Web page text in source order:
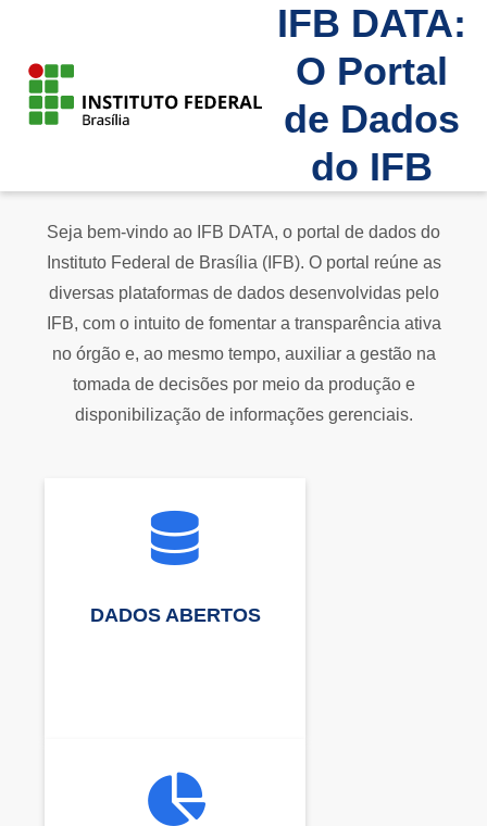
IFB DATA:
O Portal
de Dados
do IFB
Seja bem-vindo ao IFB DATA, o portal de dados do
Instituto Federal de Brasília (IFB). O portal reúne as
diversas plataformas de dados desenvolvidas pelo
IFB, com o intuito de fomentar a transparência ativa
no órgão e, ao mesmo tempo, auxiliar a gestão na
tomada de decisões por meio da produção e
disponibilização de informações gerenciais.
DADOS ABERTOS